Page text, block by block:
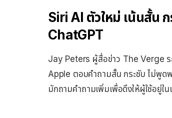
Siri AI ตัวใหม่ เน้นสั้น
ChatGPT
Jay Peters ผู้สื่อข่าว The Verge ร
Apple ตอบคำถามสั้น กระชับ ไม่พูด
มักถามคำถามเพิ่มเพื่อดึงให้ผู้ใช้อยู่ใ